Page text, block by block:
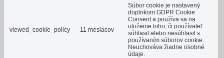
viewed_cookie_policy 11 mesiacov
Súbor cookie je nastavený
doplnkom GDPR Cookie
Consent a používa sa na
uloženie toho, či používateľ
súhlasil alebo nesúhlasil s
používaním súborov cookie.
Neuchováva žiadne osobné
údaje.